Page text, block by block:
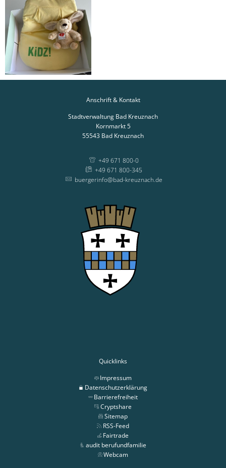
Anschrift & Kontakt
Stadtverwaltung Bad Kreuznach
Kornmarkt 5
55543 Bad Kreuznach
+49 671 800-0
+49 671 800-345
buergerinfo@bad-kreuznach.de
Quicklinks
Impressum
Datenschutzerklärung
Barrierefreiheit
Cryptshare
Sitemap
RSS-Feed
Fairtrade
audit berufundfamilie
Webcam